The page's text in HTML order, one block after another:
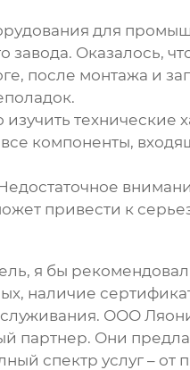
для
завода. Оказалось,
после монтажа и
технические
компоненты,
привести к
, я бы
наличие
ООО
партнер. Они
спектр услуг – от